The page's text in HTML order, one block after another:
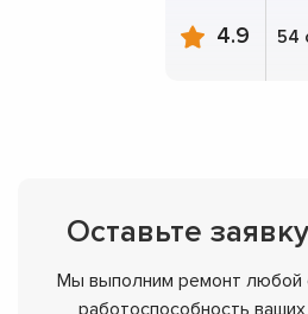
4.9 54
Оставьте
Мы выполним ремонт любой
работоспособность